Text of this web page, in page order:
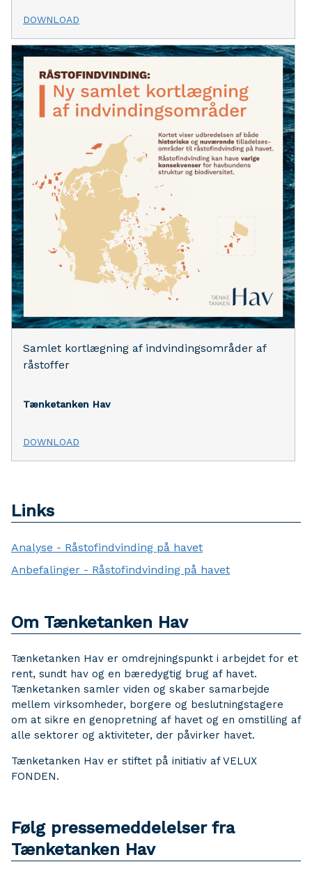
DOWNLOAD
Samlet kortlægning af indvindingsområder af
råstoffer
Tænketanken Hav
DOWNLOAD
Links
Analyse - Råstofindvinding på havet
Anbefalinger - Råstofindvinding på havet
Om Tænketanken Hav
Tænketanken Hav er omdrejningspunkt i arbejdet for et
rent, sundt hav og en bæredygtig brug af havet.
Tænketanken samler viden og skaber samarbejde
mellem virksomheder, borgere og beslutningstagere
om at sikre en genopretning af havet og en omstilling af
alle sektorer og aktiviteter, der påvirker havet.
Tænketanken Hav er stiftet på initiativ af VELUX
FONDEN.
Følg pressemeddelelser fra
Tænketanken Hav